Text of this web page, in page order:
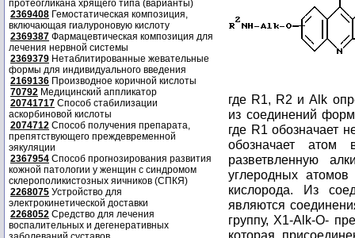
протеогликана хрящего типа (варианты)
2369408 Гемостатическая композиция,
включающая гиалуроновую кислоту
2369387 Фармацевтическая композиция для
лечения нервной системы
2369379 Нетаблитированные жевательные
формы для индивидуального введения
2169136 Производное коричной кислоты
70792 Медицинский аппликатор
20741717 Способ стабилизации
аскорбиновой кислоты
2074712 Способ получения препарата,
препятствующего преждевременной
эякуляции
2367954 Способ прогнозирования развития
кожной патологии у женщин с синдромом
склерополикистозных яичников (СПКЯ)
2268075 Устройство для
электрокинетической доставки
2268052 Средство для лечения
воспалительных и дегенеративных
где R1, R2 и Alk
из соединений
где R1 обозначает
обозначает атом
разветвленную
углеродных
кислорода. Из
являются
группу, Х1-Alk-O-
которая